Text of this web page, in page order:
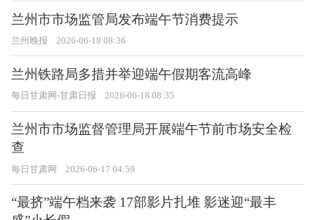
兰州市市场监管局发布端午节消费提示
兰州晚报 2026-06-18 08:36
兰州铁路局多措并举迎端午假期客流高峰
每日甘肃网-甘肃日报 2026-06-18 08:35
兰州市市场监督管理局开展端午节前市场安全检
查
每日甘肃网 2026-06-17 04:59
“最挤”端午档来袭 17部影片扎堆 影迷迎“最丰